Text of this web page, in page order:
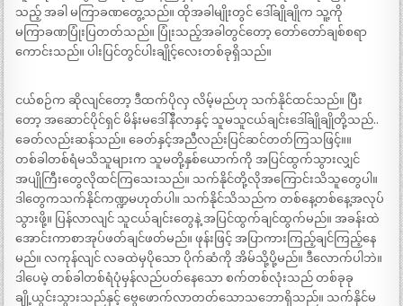
သည့် အခါ မကြာခဏတွေ့သည်။ ထိုအခါမျိုးတွင် ဒေါ်ချိုချိုက သူ့ကို
မကြာခဏပြုံးပြတတ်သည်။ ပြုံးသည့်အခါတွင်တော့ တော်တော်ချစ်စရာ
ကောင်းသည်။ ပါးပြင်တွင်ပါးချိုင့်လေးတစ်ခုရှိသည်။
ငယ်စဉ်က ဆိုလျင်တော့ ဒီထက်ပိုလှ လိမ့်မည်ဟု သက်နိုင်ထင်သည်။ ပြီး
တော့ အဆောင်ပိုင်ရှင် မိန်းမဒေါ်နီလာနှင့် သူမသူငယ်ချင်းဒေါ်ချိုချိုတို့သည်..
ခေတ်လည်းဆန်သည်။ ခေတ်နှင့်အညီလည်းပြင်ဆင်တတ်ကြသဖြင့်။။
တစ်ခါတစ်ရံမသိသူများက သူမတို့နှစ်ယောက်ကို အပြင်ထွက်သွားလျှင်
အပျိုကြီးတွေလိုထင်ကြသေးသည်။ သက်နိုင်တို့လိုအကြောင်းသိသူတွေပါ။
ဒါတွေကသက်နိုင်ကဏ္ဍမဟုတ်ပါ။ သက်နိုင်သိသည်က တစ်နေ့တစ်နေ့အလုပ်
သွားဖို့။ ပြန်လာလျင် သူငယ်ချင်းတွေနဲ့ အပြင်ထွက်ချင်ထွက်မည်။ အခန်းထဲ
အောင်းကာစာအုပ်ဖတ်ချင်ဖတ်မည်။ ဖုန်းဖြင့် အပြာကားကြည့်ချင်ကြည့်နေ
မည်။ လကုန်လျင် လခထဲမှပိုသော ပိုက်ဆံကို အိမ်သို့ပို့မည်။ ဒီလောက်ပါဘဲ။
ဒါပေမဲ့ တစ်ခါတစ်ရံပုံမှန်လည်ပတ်နေသော စက်တစ်လုံးသည် တစ်ခုခု
ချို့ယွင်းသွားသည်နှင့် ဗွေဖောက်လာတတ်သောသဘောရှိသည်။ သက်နိုင်မ